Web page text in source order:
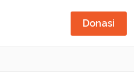
Donasi